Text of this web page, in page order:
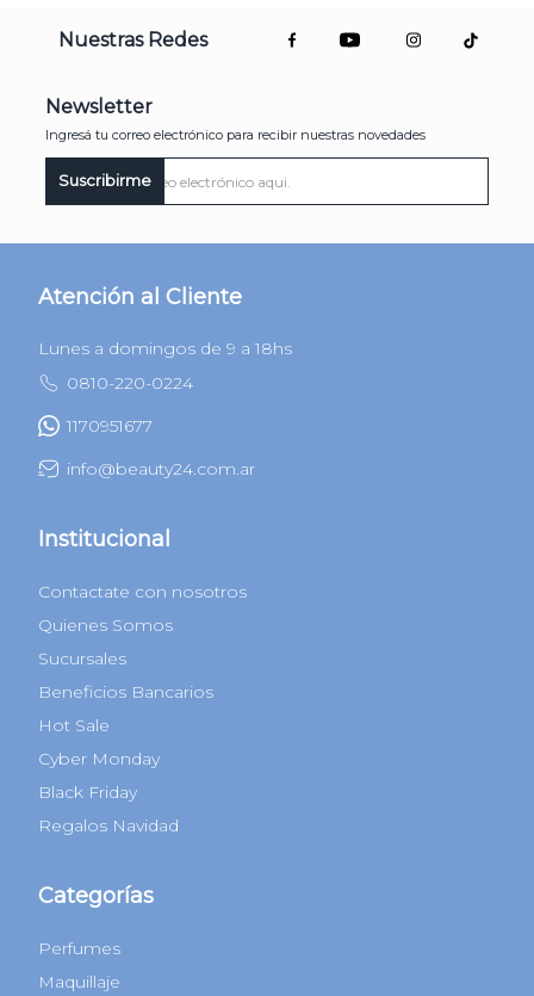
Nuestras Redes
Newsletter
Ingresá tu correo electrónico para recibir nuestras novedades
Suscribirme
Atención al Cliente
Lunes a domingos de 9 a 18hs
0810-220-0224
1170951677
info@beauty24.com.ar
Institucional
Contactate con nosotros
Quienes Somos
Sucursales
Beneficios Bancarios
Hot Sale
Cyber Monday
Black Friday
Regalos Navidad
Categorías
Perfumes
Maquillaje